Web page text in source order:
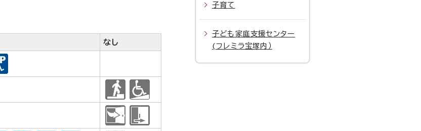
なし
子育て
子ども家庭支援センター
(フレミラ宝塚内）